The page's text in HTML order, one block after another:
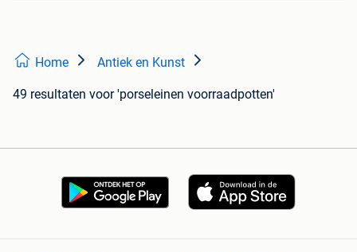
Home Antiek en Kunst
49 resultaten voor 'porseleinen voorraadpotten'